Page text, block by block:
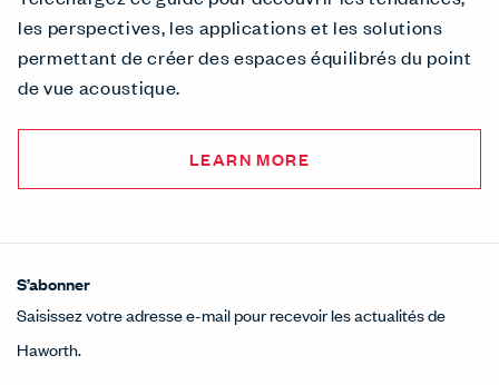
les perspectives, les applications et les solutions
permettant de créer des espaces équilibrés du point
de vue acoustique.
LEARN MORE
S’abonner
Saisissez votre adresse e-mail pour recevoir les actualités de
Haworth.